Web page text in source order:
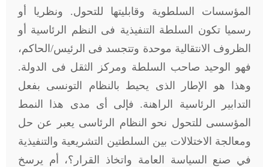
المؤسسات السلطوية وقابليتها للتحول. ونظريا أو
رسميا تكون السلطة التنفيذية فى النظم الرئاسية أو
الظروف الانتقالية موحدة وتتجسد فى الرئيس/الحاكم،
فهو الوحيد صاحب السلطة ومركز الثقل فى الدولة.
وهذا هو الإطار الذى يحيط بالنظام التونسى بفعل
التدابير الرئاسية الراهنة. فإلى أى مدى هذا النمط
المؤسسى للتحول نحو النظام الرئاسى يعبر عن حل
ومعالجة الاختلالات بين السلطتين التشريعية والتنفيذية
في صنع السياسة العامة واتخاذ القرار؟، أم يرسخ